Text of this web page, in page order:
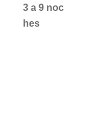
3 a 9 noc
hes